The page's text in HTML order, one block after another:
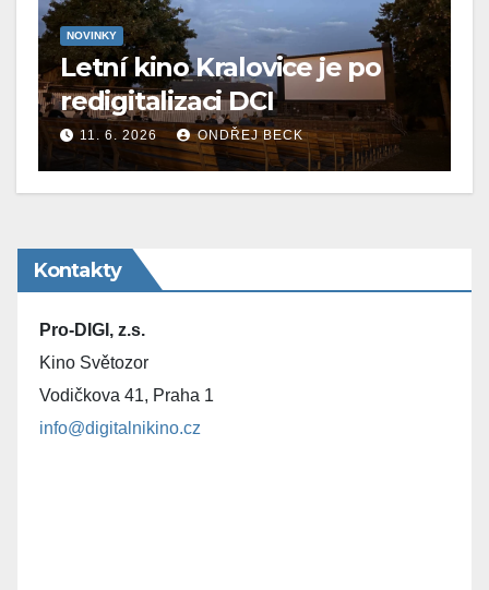
NOVINKY
Letní kino Kralovice je po
redigitalizaci DCI
11. 6. 2026 ONDŘEJ BECK
Kontakty
Pro-DIGI, z.s.
Kino Světozor
Vodičkova 41, Praha 1
info@digitalnikino.cz